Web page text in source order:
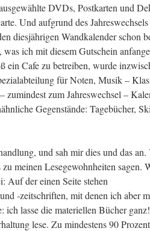
DVDs, Post­kar­ten und
Und auf­grund des
dies­jäh­ri­gen Wand­ka­len­der schon
was ich mit die­sem Gut­schein
ein Cafe zu betrei­ben, wur­de
für Noten, Musik –
zumin­dest zum Jah­res­wech­sel –
Gegen­stän­de: Tage­bü­cher,
und sah mir dies und das
mei­nen Lese­ge­wohn­hei­ten sagen.
Auf der einen Sei­te ste­hen
‑zeit­schrif­ten, mit denen ich aber
ich las­se die mate­ri­el­len Bücher
lese. Zu min­des­tens 90